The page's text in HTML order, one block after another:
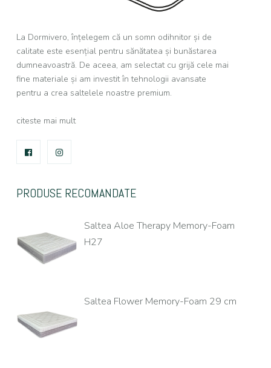
La Dormivero, înțelegem că un somn odihnitor și de
calitate este esențial pentru sănătatea și bunăstarea
dumneavoastră. De aceea, am selectat cu grijă cele mai
fine materiale și am investit în tehnologii avansate
pentru a crea saltelele noastre premium.
citeste mai mult
FACEBOOK
PRODUSE RECOMANDATE
Saltea Aloe Therapy Memory-Foam
H27
Saltea Flower Memory-Foam 29 cm